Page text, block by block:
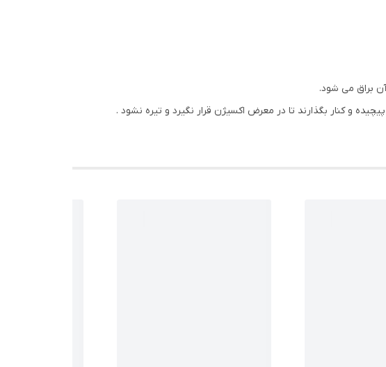
آن براق می شود.
و کنار بگذارند تا در معرض اکسیژن قرار نگیرد و تیره نشود .